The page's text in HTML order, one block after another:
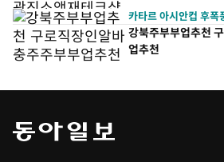
카타르 아시안컵 후폭
강북주부부업추천
업추천